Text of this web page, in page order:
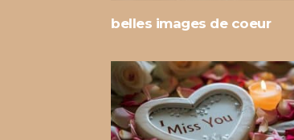
belles images de coeur